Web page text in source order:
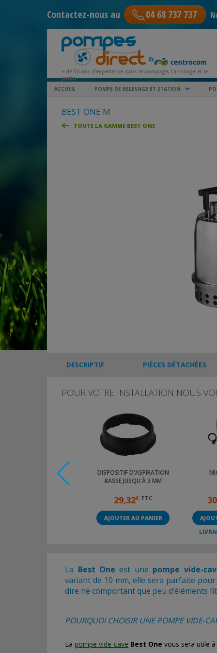
Contactez-nous au 04 68 737 737
+ de 50 ans d'expérience dans le pompage, l'arrosage et le
jardin
BEST ONE M
TOUTE LA GAMME BEST ONE
DESCRIPTIF PIÈCES DÉTACHÉES
POUR VOTRE INSTALLATION NOUS
CLAPET DE RETENUE -
BEST ONE/OPTIMA
DISPOSITIF D'ASPIRATION
BASSE JUSQU'À 3 MM
29,32€ TTC
AJOUTER AU PANIER
La Best One est une pompe vide-
variant de 10 mm, elle sera parfaite
dire ne comportant que peu d’éléments
POURQUOI CHOISIR UNE POMPE VIDE-
La pompe vide-cave Best One vous sera utile
ACCUEIL POMPE DE RELEVAGE ET STATION